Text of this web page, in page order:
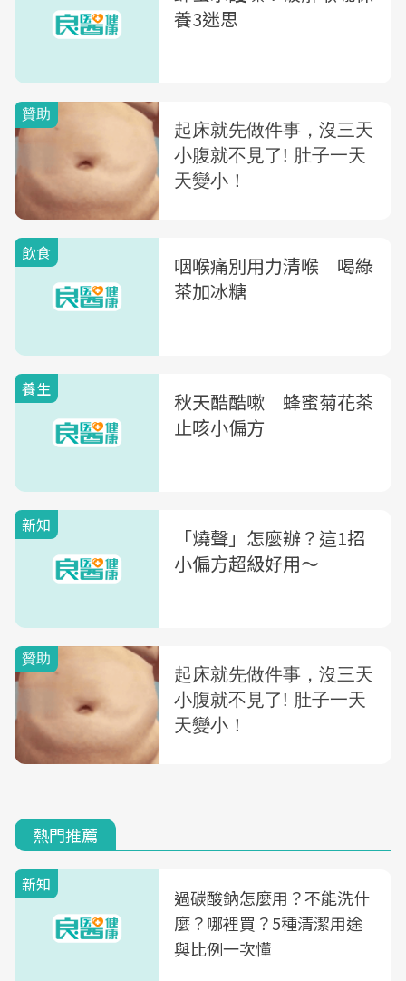
養3迷思
飲食
咽喉痛別用力清喉 喝綠
茶加冰糖
養生
秋天酷酷嗽 蜂蜜菊花茶
止咳小偏方
新知
「燒聲」怎麼辦？這1招
小偏方超級好用〜
熱門推薦
新知
過碳酸鈉怎麼用？不能洗什
麼？哪裡買？5種清潔用途
與比例一次懂